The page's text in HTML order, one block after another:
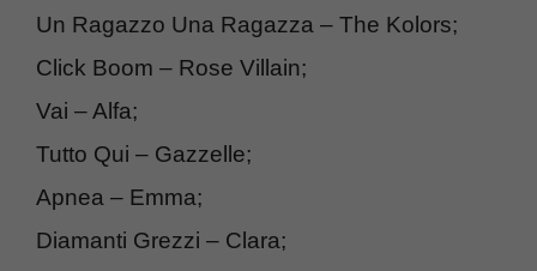
Un Ragazzo Una Ragazza – The Kolors;
Click Boom – Rose Villain;
Vai – Alfa;
Tutto Qui – Gazzelle;
Apnea – Emma;
Diamanti Grezzi – Clara;